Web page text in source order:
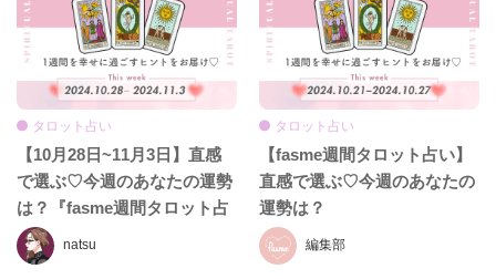
natsu
タロット占い
【10月28日~11月3日】直感
で選ぶ♡今週のあなたの運勢
は？『fasme週間タロット占
い』
編集部
タロット占い
【fasme週間タロット占い】
直感で選ぶ♡今週のあなたの
運勢は？